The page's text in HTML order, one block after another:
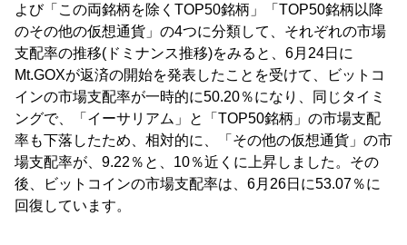
よび「この両銘柄を除くTOP50銘柄」「TOP50銘柄以降
のその他の仮想通貨」の4つに分類して、それぞれの市場
支配率の推移(ドミナンス推移)をみると、6月24日に
Mt.GOXが返済の開始を発表したことを受けて、ビットコ
インの市場支配率が一時的に50.20％になり、同じタイミ
ングで、「イーサリアム」と「TOP50銘柄」の市場支配
率も下落したため、相対的に、「その他の仮想通貨」の市
場支配率が、9.22％と、10％近くに上昇しました。その
後、ビットコインの市場支配率は、6月26日に53.07％に
回復しています。